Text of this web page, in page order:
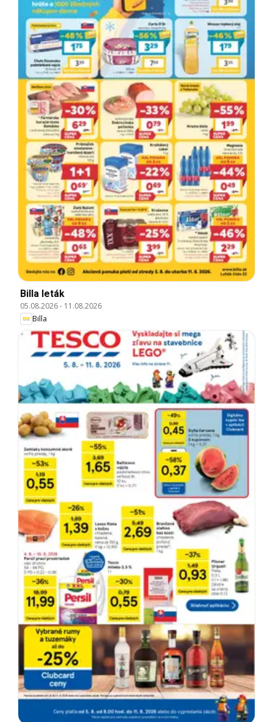
Billa leták
05.08.2026- 11.08.2026
Billa